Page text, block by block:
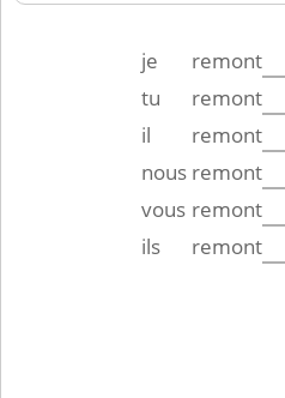
je
remont
tu
remont
il
remont
nous remont
vous remont
ils
remont